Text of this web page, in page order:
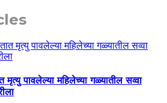
पावलेल्या महिलेच्या गळ्यातील सव्वा